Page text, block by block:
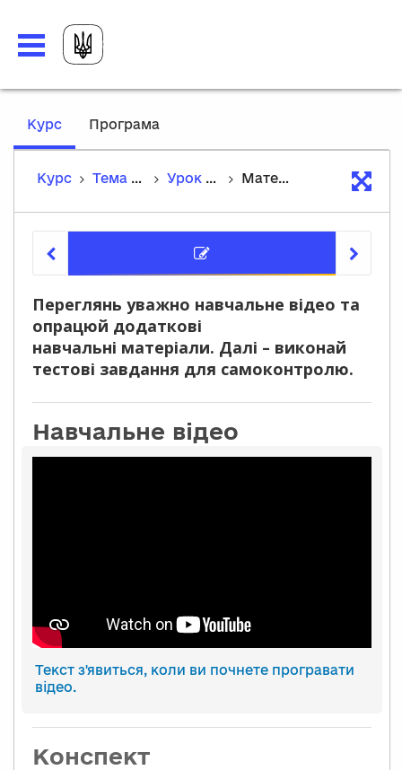
Курс,
Програма
Курс Тема 2. Про минулі часи Урок 6. «Захар Беркут»: тема, зміст й історична основа повісті Матеріали уроку
Переглянь уважно навчальне відео та
опрацюй додаткові
навчальні матеріали. Далі – виконай
тестові завдання для самоконтролю.
Навчальне відео
Текст з'явиться, коли ви почнете програвати
відео.
Конспект